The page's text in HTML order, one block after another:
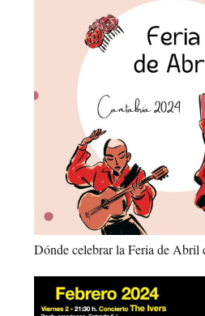
Dónde celebrar la Feria de Abril